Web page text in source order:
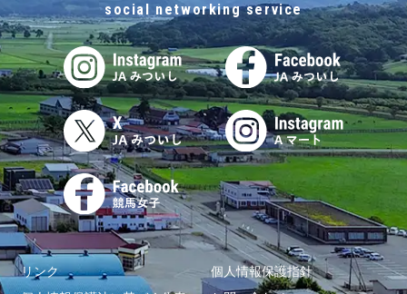
social networking service
リンク
個人情報保護指針